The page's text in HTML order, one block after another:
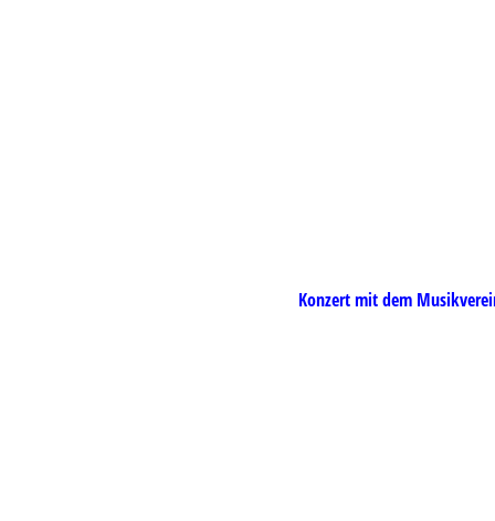
Konzert mit dem